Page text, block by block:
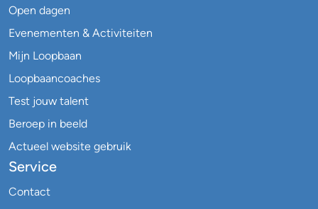
Open dagen
Evenementen & Activiteiten
Mijn Loopbaan
Loopbaancoaches
Test jouw talent
Beroep in beeld
Actueel website gebruik
Service
Contact